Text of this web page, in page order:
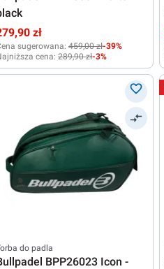
zł
sugerowana: 459,00 zł-39%
cena: 289,90 zł-3%
do padla
BPP26023 Icon -